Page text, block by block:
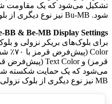
تشکیل می‌شود که یک مقاومت
شود. Bu-MB نیز نوع دیگری از بلوک صعودی است.
BB & Be-MB Display Settings
برای بلوک‌های بریکر نزولی و
MB نیز نوع دیگری از بلوک نزولی است.